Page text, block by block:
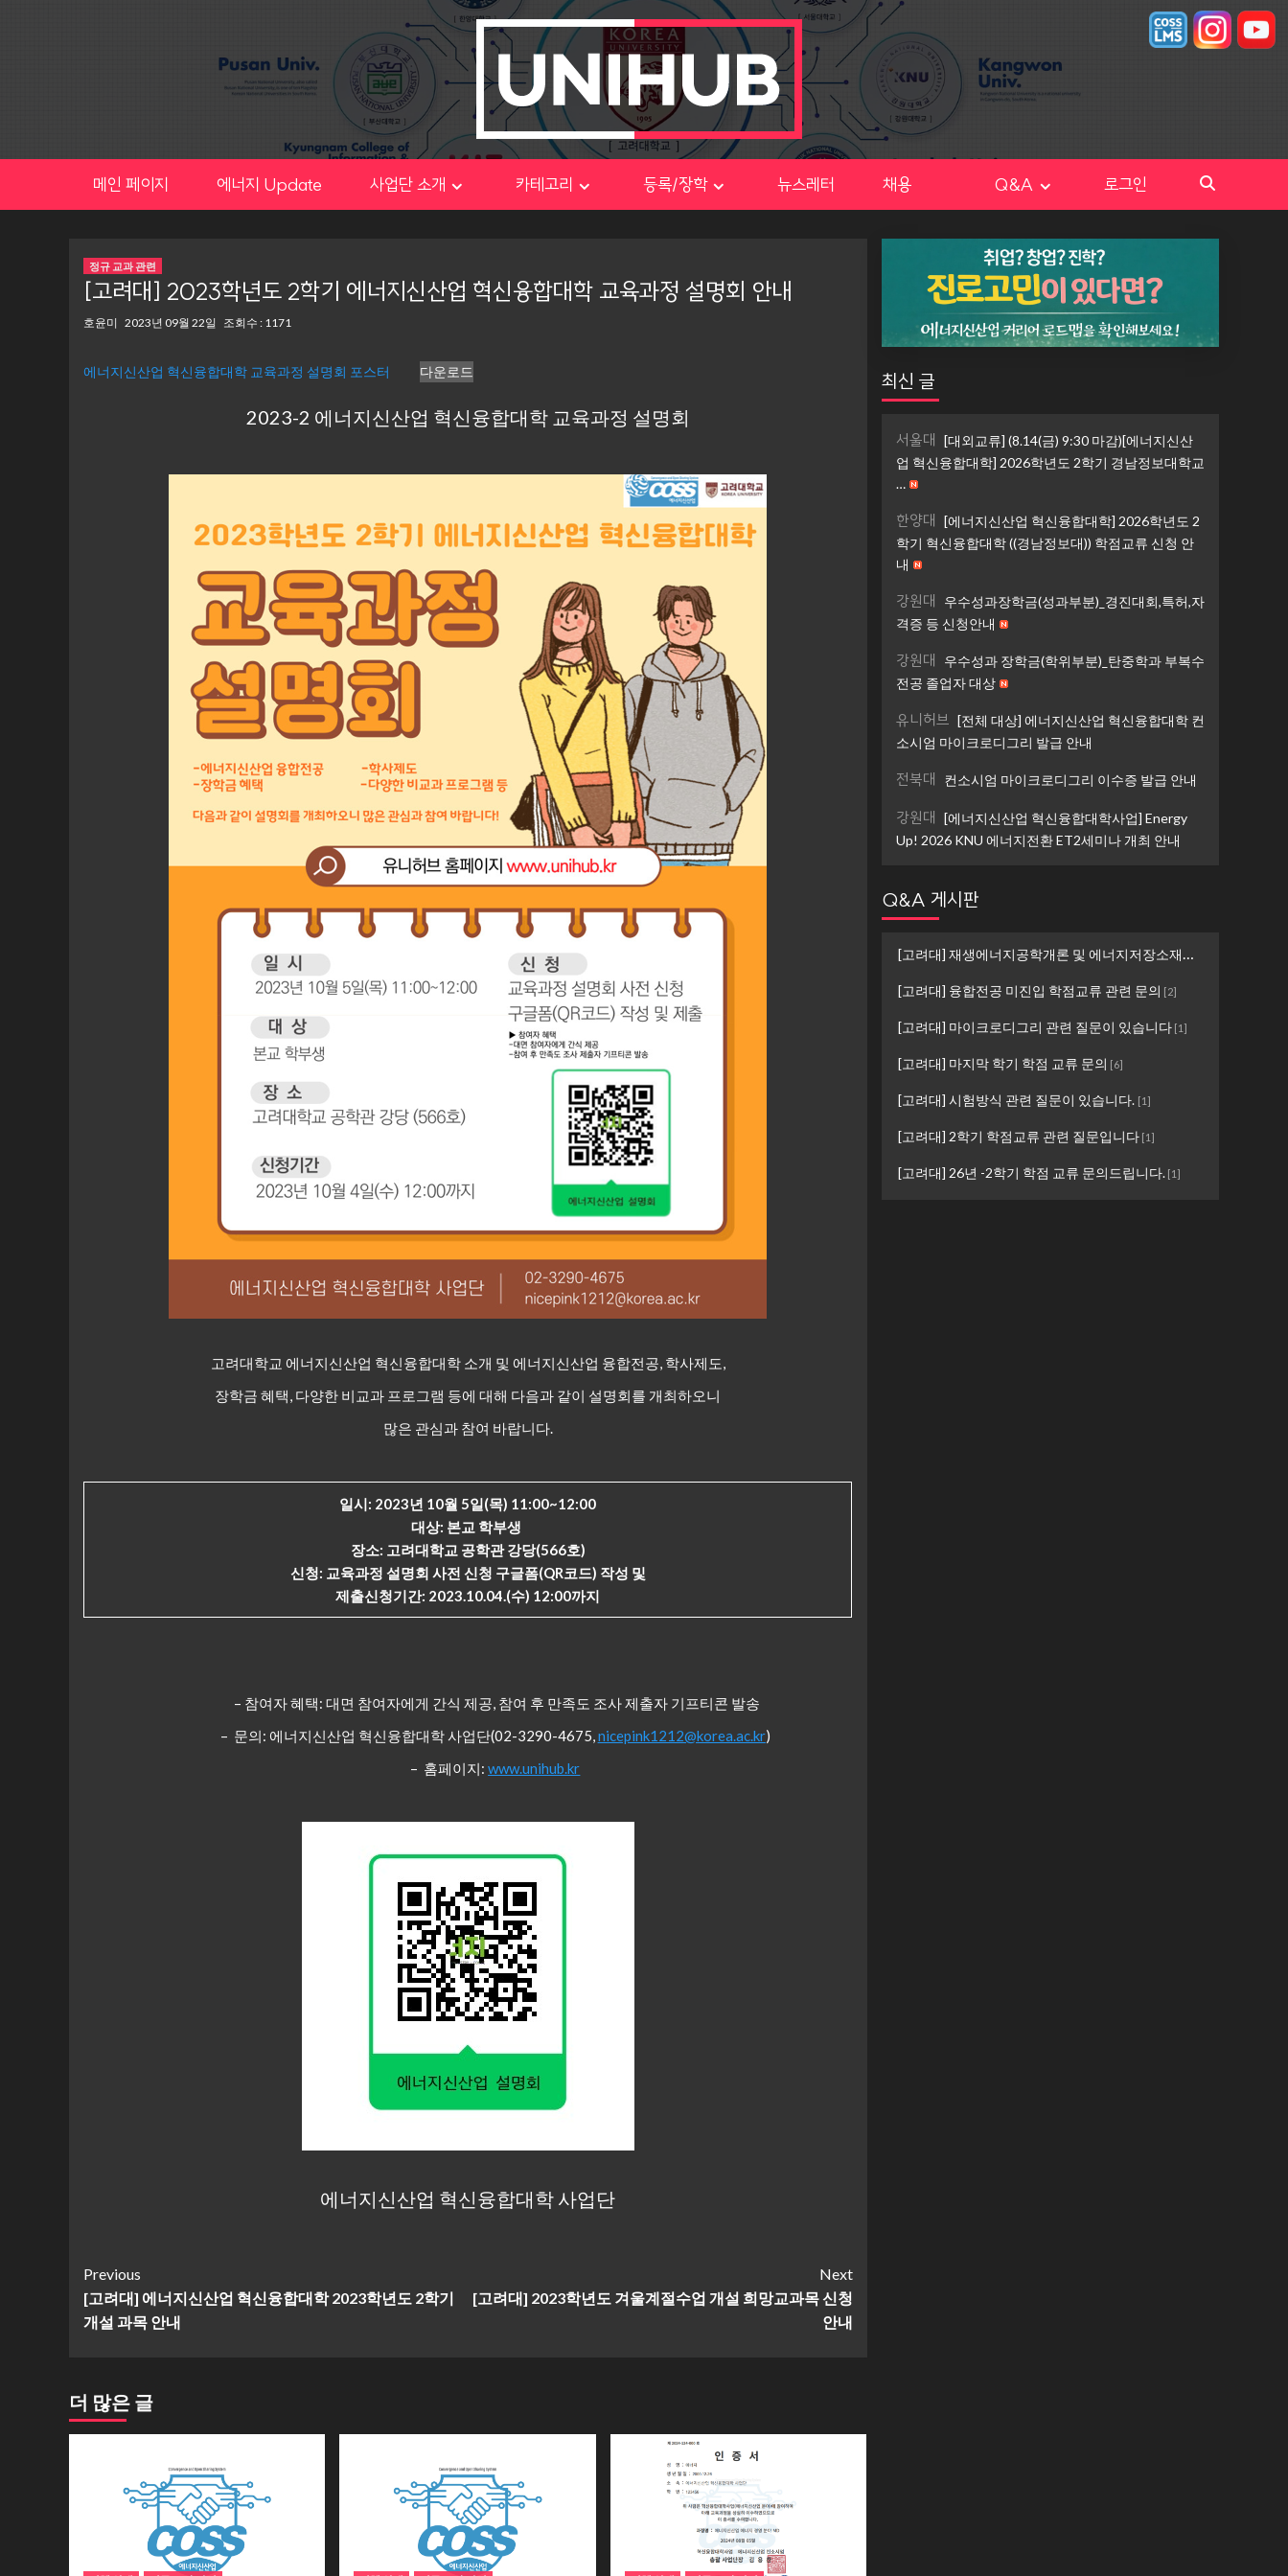
메인 페이지 에너지 Update 사업단 소개 카테고리 등록/장학 뉴스레터 채용 Q&A 로그인
정규 교과 관련
[고려대] 2023학년도 2학기 에너지신산업 혁신융합대학 교육과정 설명회 안내
호윤미 2023년 09월 22일 조회수 : 1171
에너지신산업 혁신융합대학 교육과정 설명회 포스터 다운로드
2023-2 에너지신산업 혁신융합대학 교육과정 설명회
고려대학교 에너지신산업 혁신융합대학 소개 및 에너지신산업 융합전공, 학사제도,
장학금 혜택, 다양한 비교과 프로그램 등에 대해 다음과 같이 설명회를 개최하오니
많은 관심과 참여 바랍니다.
일시: 2023년 10월 5일(목) 11:00~12:00
대상: 본교 학부생
장소: 고려대학교 공학관 강당(566호)
신청: 교육과정 설명회 사전 신청 구글폼(QR코드) 작성 및
제출신청기간: 2023.10.04.(수) 12:00까지
– 참여자 혜택: 대면 참여자에게 간식 제공, 참여 후 만족도 조사 제출자 기프티콘 발송
– 문의: 에너지신산업 혁신융합대학 사업단(02-3290-4675, nicepink1212@korea.ac.kr)
– 홈페이지:www.unihub.kr
에너지신산업 혁신융합대학 사업단
Continue
Reading
Previous
[고려대] 에너지신산업 혁신융합대학 2023학년도 2학기
개설 과목 안내
Next
[고려대] 2023학년도 겨울계절수업 개설 희망교과목 신청
안내
더 많은 글
최신 글
서울대
[대외교류] (8.14(금) 9:30 마감)[에너지신산
업 혁신융합대학] 2026학년도 2학기 경남정보대학교
…
한양대
[에너지신산업 혁신융합대학] 2026학년도 2
학기 혁신융합대학 ((경남정보대)) 학점교류 신청 안
내
강원대
우수성과장학금(성과부분)_경진대회,특허,자
격증 등 신청안내
강원대
우수성과 장학금(학위부분)_탄중학과 부복수
전공 졸업자 대상
유니허브 [전체 대상] 에너지신산업 혁신융합대학 컨
소시엄 마이크로디그리 발급 안내
전북대 컨소시엄 마이크로디그리 이수증 발급 안내
강원대
[에너지신산업 혁신융합대학사업] Energy
Up! 2026 KNU 에너지전환 ET2세미나 개최 안내
Q&A 게시판
[고려대] 재생에너지공학개론 및 에너지저장소재설계 ...
[고려대] 융합전공 미진입 학점교류 관련 문의 [2]
[고려대] 마이크로디그리 관련 질문이 있습니다[1]
[고려대] 마지막 학기 학점 교류 문의 [6]
[고려대] 시험방식 관련 질문이 있습니다. [1]
[고려대] 2학기 학점교류 관련 질문입니다[1]
[고려대] 26년 -2학기 학점 교류 문의드립니다.[1]